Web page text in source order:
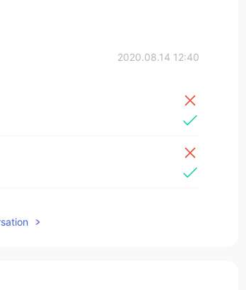
2020.08.14 12:40
伝統的な建物もあります。